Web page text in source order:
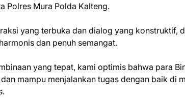
Polres Mura Polda Kalteng.
yang terbuka dan dialog yang konstruktif,
dan penuh semangat.
yang tepat, kami optimis bahwa para
mampu menjalankan tugas dengan baik di